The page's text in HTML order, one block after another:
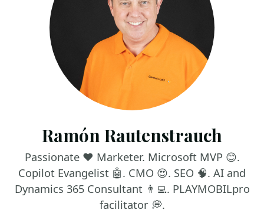
Ramón Rautenstrauch
Passionate ❤ Marketer. Microsoft MVP 😊.
Copilot Evangelist 🤖. CMO 😍. SEO 🧠. AI and
Dynamics 365 Consultant 👨‍💻. PLAYMOBILpro
facilitator 💭.